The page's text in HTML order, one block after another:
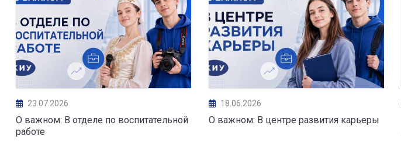
23.07.2026
О важном: В отделе по воспитательной
работе
18.06.2026
О важном: В центре развития карьеры